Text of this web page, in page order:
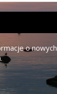
o nowych